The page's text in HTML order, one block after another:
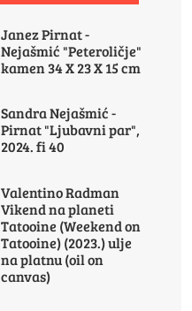
Janez Pirnat -
Nejašmić "Peteroličje"
kamen 34 X 23 X 15 cm
Sandra Nejašmić -
Pirnat "Ljubavni par",
2024. fi 40
Valentino Radman
Vikend na planeti
Tatooine (Weekend on
Tatooine) (2023.) ulje
na platnu (oil on
canvas)